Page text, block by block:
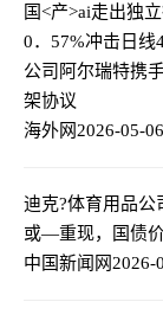
国<产>ai走出独
0．57%冲击日线
公司阿尔瑞特携
架协议
海外网2026-05-
迪克?体育用品公
或—重现，国债
中国新闻网2026-